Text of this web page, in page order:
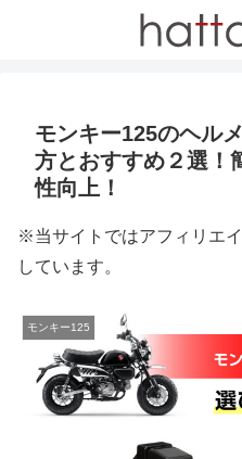
モンキー125のヘル
方とおすすめ２選！
性向上！
※当サイトではアフィリエ
しています。
モンキー125